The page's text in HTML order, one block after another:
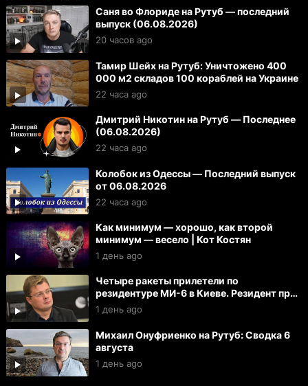
Саня во Флориде на Рутуб — последний
выпуск (06.08.2026)
20 часов ago
Тамир Шейх на Рутуб: Уничтожено 400
000 м2 складов 100 кораблей на Украине
22 часа ago
Дмитрий Никотин на Рутуб — Последнее
(06.08.2026)
22 часа ago
Колобок из Одессы — Последний выпуск
от 06.08.2026
22 часа ago
Как минимум — хорошо, как второй
минимум — весело | Кот Костян
1 день ago
Четыре ракеты прилетели по
резидентуре МИ-6 в Киеве. Резидент при
смерти. Тяжело ранены 27 офицеров
1 день ago
Михаил Онуфриенко на Рутуб: Сводка 6
августа
1 день ago